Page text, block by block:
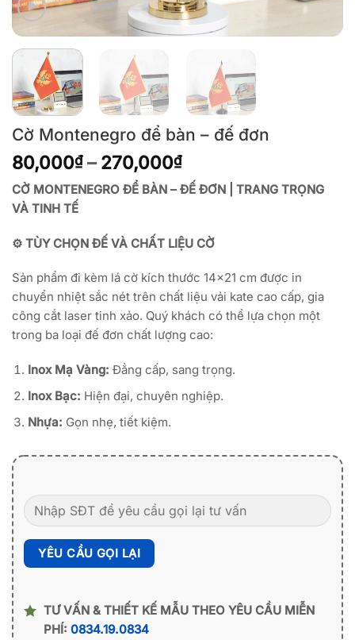
Cờ Montenegro để bàn – đế đơn
80,000₫ – 270,000₫Khoảng
giá:
từ
đến
270,000₫
CỜ MONTENEGRO ĐỂ BÀN – ĐẾ ĐƠN | TRANG TRỌNG
VÀ TINH TẾ
⚙️ TÙY CHỌN ĐẾ VÀ CHẤT LIỆU CỜ
Sản phẩm đi kèm lá cờ kích thước 14×21 cm được in
chuyển nhiệt sắc nét trên chất liệu vải kate cao cấp, gia
công cắt laser tinh xảo. Quý khách có thể lựa chọn một
trong ba loại đế đơn chất lượng cao:
Inox Mạ Vàng: Đẳng cấp, sang trọng.
Inox Bạc: Hiện đại, chuyên nghiệp.
Nhựa: Gọn nhẹ, tiết kiệm.
TƯ VẤN & THIẾT KẾ MẪU THEO YÊU CẦU MIỄN
PHÍ: 0834.19.0834